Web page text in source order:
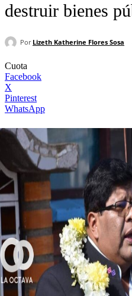
destruir bienes
Por Lizeth Katherine Flores Sosa
Cuota
Facebook
X
Pinterest
WhatsApp